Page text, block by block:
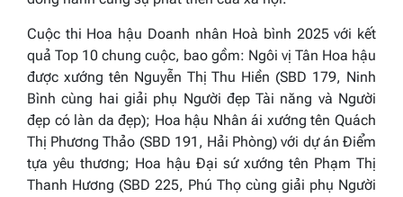
Cuộc thi Hoa hậu Doanh nhân Hoà bình 2025với kết
quả Top 10 chung cuộc, bao gồm: Ngôi vị Tân Hoa hậu
được xướng tên Nguyễn Thị Thu Hiền (SBD 179, Ninh
Bình cùng hai giải phụ Người đẹp Tài năng và Người
đẹp có làn da đẹp); Hoa hậu Nhân ái xướng tên Quách
Thị Phương Thảo (SBD 191, Hải Phòng) với dự án Điểm
tựa yêu thương; Hoa hậu Đại sứ xướng tên Phạm Thị
Thanh Hương (SBD 225, Phú Thọ cùng giải phụ Người